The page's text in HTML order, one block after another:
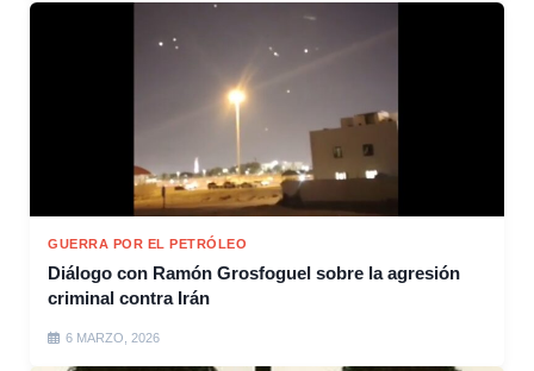
GUERRA POR EL PETRÓLEO
Diálogo con Ramón Grosfoguel sobre la agresión
criminal contra Irán
6 MARZO, 2026